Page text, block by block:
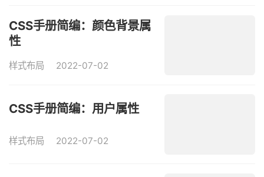
CSS手册简编：颜色背景属
性
样式布局 2022-07-02
CSS手册简编：用户属性
样式布局 2022-07-02